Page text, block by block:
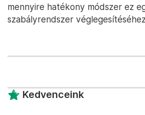
mennyire hatékony módszer ez
szabályrendszer
Kedvenceink